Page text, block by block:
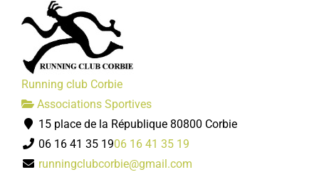
Running club Corbie
Associations Sportives
15 place de la République 80800 Corbie
06 16 41 35 1906 16 41 35 19
runningclubcorbie@gmail.com